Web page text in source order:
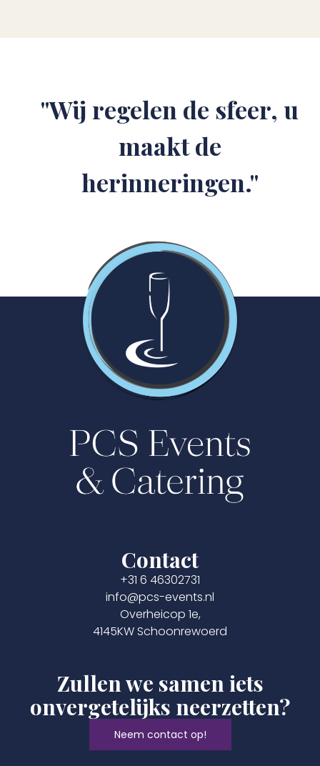
"Wij regelen de sfeer, u
maakt de
herinneringen."
Contact
+31 6 46302731
info@pcs-events.nl
Overheicop 1e,
4145KW Schoonrewoerd
Zullen we samen iets
onvergetelijks neerzetten?
Neem contact op!